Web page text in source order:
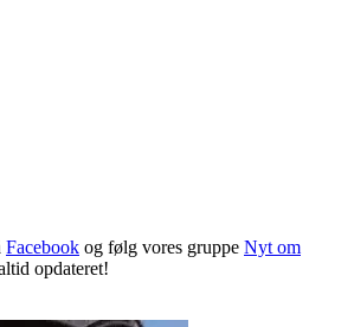
Facebook og følg vores gruppe Nyt om
opdateret!